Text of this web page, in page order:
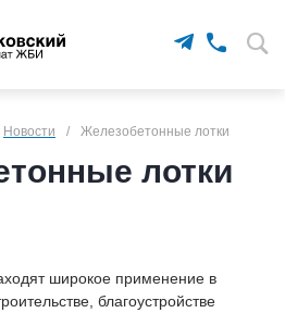
Новости / Железобетонные лотки
лотки
широкое применение в
благоустройстве